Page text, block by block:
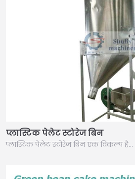
प्लास्टिक पेलेट स्टोरेज बिन
प्लास्टिक पेलेट स्टोरेज बिन एक विकल्प है…